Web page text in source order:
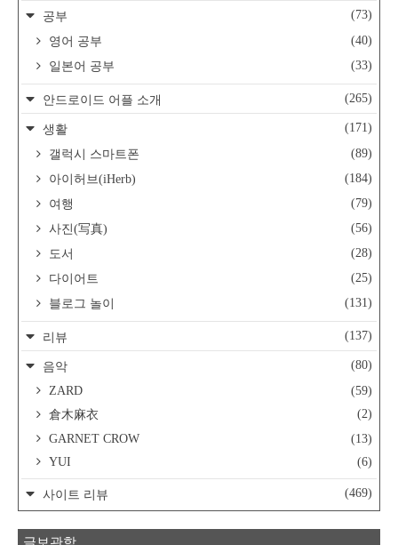
공부
(73)
영어 공부
(40)
일본어 공부
(33)
안드로이드 어플 소개 (265)
생활
(171)
갤럭시 스마트폰
(89)
아이허브(iHerb)
(184)
여행
(79)
사진(写真)
(56)
도서
(28)
다이어트
(25)
블로그 놀이
(131)
리뷰 (137)
음악
(80)
ZARD
(59)
倉木麻衣
(2)
GARNET CROW
(13)
YUI
(6)
사이트 리뷰 (469)
글보관함